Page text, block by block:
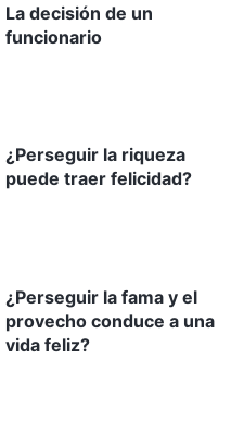
arruinada. Por fuera
sabía lo mucho que
de la noche, a menudo
feliz que añoré todos
pero seguía sin
y que los demás
aunque estaba
aún así no me
Todo lo que
negocio. Después de
administración, la
popular en el área.
La decisión de un
funcionario
¿Perseguir la riqueza
puede traer felicidad?
¿Perseguir la fama y el
provecho conduce a una
vida feliz?